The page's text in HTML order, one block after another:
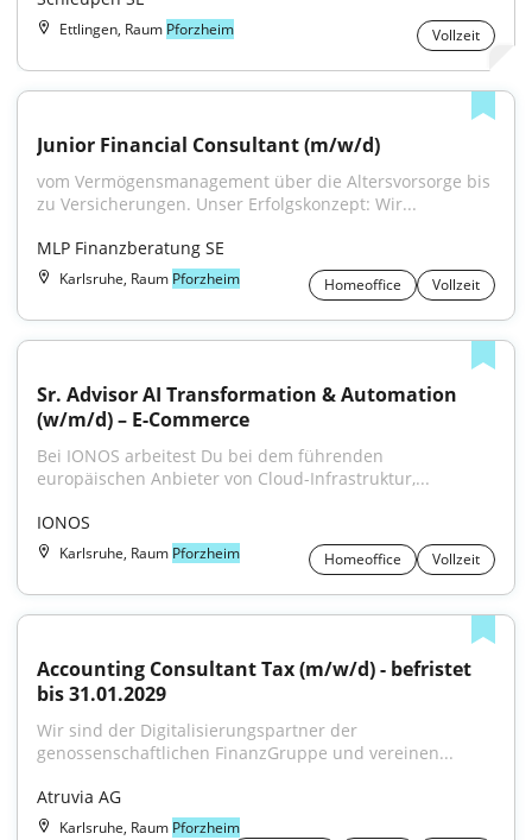
Ettlingen, Raum Pforzheim Vollzeit
Junior Financial Consultant (m/w/d)
vom Vermögensmanagement über die Altersvorsorge bis
zu Versicherungen. Unser Erfolgskonzept: Wir...
MLP Finanzberatung SE
Karlsruhe, Raum Pforzheim Homeoffice Vollzeit
Sr. Advisor AI Transformation & Automation
(w/m/d) – E-Commerce
Bei IONOS arbeitest Du bei dem führenden
europäischen Anbieter von Cloud-Infrastruktur,...
IONOS
Karlsruhe, Raum Pforzheim Homeoffice Vollzeit
Accounting Consultant Tax (m/w/d) - befristet
bis 31.01.2029
Wir sind der Digitalisierungspartner der
genossenschaftlichen FinanzGruppe und vereinen...
Atruvia AG
Karlsruhe, Raum Pforzheim